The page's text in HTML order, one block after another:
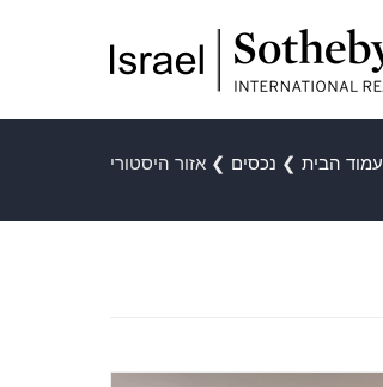
עמוד הבית ❯ נכסים ❯ אזור היסטורי